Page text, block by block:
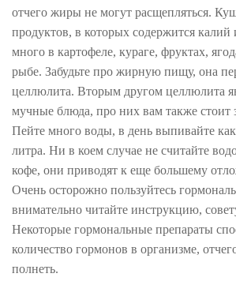
отчего жиры не могут расщепляться.
продуктов, в которых содержится
много в картофеле, кураге, фруктах,
рыбе. Забудьте про жирную пищу, она
целлюлита. Вторым другом целлюлита
мучные блюда, про них вам также стоит
Пейте много воды, в день выпивайте
литра. Ни в коем случае не считайте
кофе, они приводят к еще большему
Очень осторожно пользуйтесь
внимательно читайте инструкцию,
Некоторые гормональные препараты
количество гормонов в организме,
полнеть.